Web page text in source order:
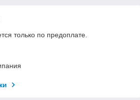
только по предоплате.